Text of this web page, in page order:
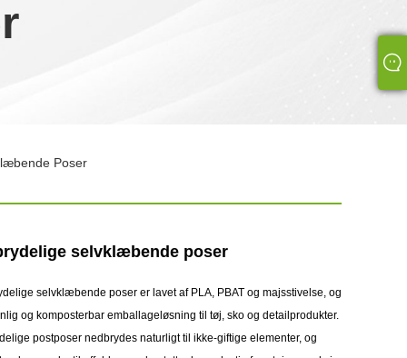
Poser
selvklæbende poser
selvklæbende poser er lavet af PLA, PBAT og majsstivelse, og
og komposterbar emballageløsning til tøj, sko og detailprodukter.
postposer nedbrydes naturligt til ikke-giftige elementer, og